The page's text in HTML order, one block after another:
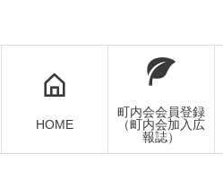
HOME
町内会会員登録
（町内会加入広
報誌）